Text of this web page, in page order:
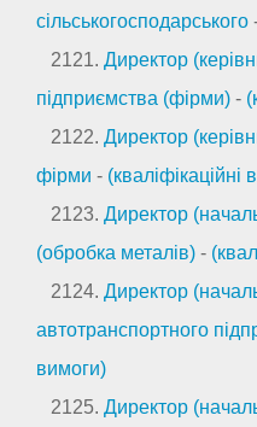
сільськогосподарського
2121. Директор
підприємства (фірми) -
2122. Директор
фірми - (кваліфікаційні
2123. Директор
(обробка металів) -
2124. Директор
автотранспортного
вимоги)
2125. Директор